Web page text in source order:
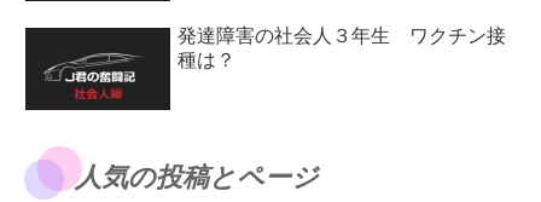
発達障害の社会人３年生 ワクチン接
種は？
人気の投稿とページ